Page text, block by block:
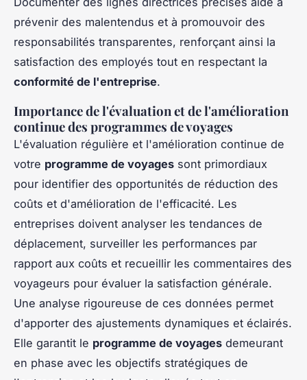
prévenir des malentendus et à promouvoir des
responsabilités transparentes, renforçant ainsi la
satisfaction des employés tout en respectant la
conformité de l'entreprise.
Importance de l'évaluation et de l'amélioration
continue des programmes de voyages
L'évaluation régulière et l'amélioration continue de
votre programme de voyages sont primordiaux
pour identifier des opportunités de réduction des
coûts et d'amélioration de l'efficacité. Les
entreprises doivent analyser les tendances de
déplacement, surveiller les performances par
rapport aux coûts et recueillir les commentaires des
voyageurs pour évaluer la satisfaction générale.
Une analyse rigoureuse de ces données permet
d'apporter des ajustements dynamiques et éclairés.
Elle garantit le programme de voyages demeurant
en phase avec les objectifs stratégiques de